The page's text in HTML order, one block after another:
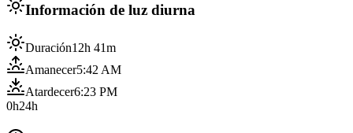
Información de luz diurna
Duración12h 41m
Amanecer5:42 AM
Atardecer6:23 PM
0h24h